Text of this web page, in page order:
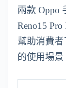
兩款 Oppo
Reno15
幫助消費
的使用場景